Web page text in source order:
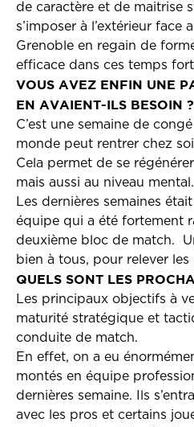
de caractère et de maitrise
s’imposer à l’extérieur face
Grenoble en regain de
efficace dans ces temps
VOUS AVEZ ENFIN UNE
EN AVAIENT-ILS BESOIN ?
C’est une semaine de
monde peut rentrer chez
Cela permet de se
mais aussi au niveau mental.
Les dernières semaines
équipe qui a été fortement
deuxième bloc de match.
bien à tous, pour relever les
QUELS SONT LES
Les principaux objectifs à
maturité stratégique et
conduite de match.
En effet, on a eu
montés en équipe
dernières semaine. Ils
avec les pros et certains